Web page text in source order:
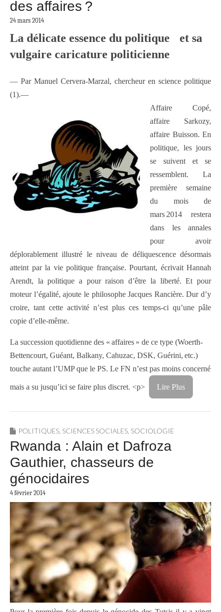
des affaires ?
24 mars 2014
La délicate essence du politique et sa
vulgaire caricature politicienne
— Par Manuel Cervera-Marzal, chercheur en science politique
(1).—
Affaire Copé,
affaire Sarkozy,
affaire Buisson. En
politique, les jours
se suivent et se
ressemblent. La
première semaine
du mois de
mars 2014 restera
dans les annales
pour avoir
déplorablement illustré le niveau de déliquescence désormais
atteint par la vie politique française. Pourtant, écrivait Hannah
Arendt, la politique a pour raison d’être la liberté. Et pour
moteur l’égalité, ajoute le philosophe Jacques Rancière. Dur d’y
croire, tant cette activité n’est plus ces temps-ci qu’une pâle
copie d’elle-même.
La succession quotidienne des « affaires » de ce type (Woerth-
Bettencourt, Guéant, Balkany, Cahuzac, DSK, Guérini, etc.)
touche autant l’UMP que le PS. Le FN n’est pas moins concerné
mais a su jusqu’ici se faire plus discret. <p> Lire Plus
POLITIQUES SCIENCES SOCIALES SOCIOLOGIE
Rwanda : Alain et Dafroza
Gauthier, chasseurs de
génocidaires
4 février 2014